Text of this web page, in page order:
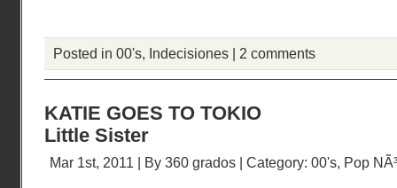
Posted in 00's, Indecisiones | 2 comments
KATIE GOES TO TOKIO
Little Sister
Mar 1st, 2011 | By 360 grados | Category: 00's, Pop